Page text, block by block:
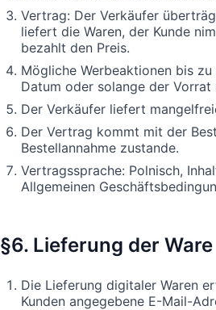
Vertrag: Der Verkäufer
liefert die Waren, der Kunde
bezahlt den Preis.
Mögliche Werbeaktionen bis
Datum oder solange der Vorrat
Der Verkäufer liefert
Der Vertrag kommt mit der
Bestellannahme zustande.
Vertragssprache: Polnisch,
Allgemeinen
§6. Lieferung der Ware
Die Lieferung digitaler Waren
Kunden angegebene E-Mail-